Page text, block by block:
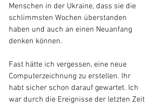
Menschen in der Ukraine, dass sie die
schlimmsten Wochen überstanden
haben und auch an einen Neuanfang
denken können.
Fast hätte ich vergessen, eine neue
Computerzeichnung zu erstellen. Ihr
habt sicher schon darauf gewartet. Ich
war durch die Ereignisse der letzten Zeit